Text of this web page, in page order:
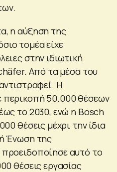
η αύξηση της
τομέα είχε
στην ιδιωτική
Από τα μέσα του
Η
50.000 θέσεων
το 2030, ενώ η Bosch
θέσεις μέχρι την ίδια
Ένωση της
προειδοποίησε αυτό το
θέσεις εργασίας